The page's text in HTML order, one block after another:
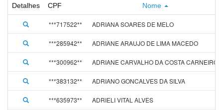
Detalhes CPF Nome
***717522** ADRIANA SOARES DE MELO
***285942** ADRIANE ARAUJO DE LIMA MACEDO
***300962** ADRIANE CARVALHO DA COSTA CARNEIRO
***383132** ADRIANO GONCALVES DA SILVA
***635973** ADRIELI VITAL ALVES